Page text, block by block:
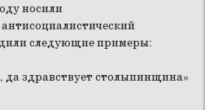
носили
следующие примеры:
здравствует столыпинщина»